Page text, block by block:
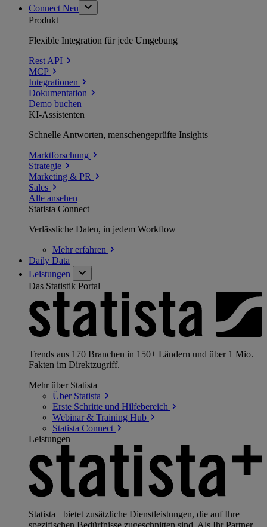
Connect Neu
Produkt
Flexible Integration für jede Umgebung
Rest API
MCP
Integrationen
Dokumentation
Demo buchen
KI-Assistenten
Schnelle Antworten, menschengeprüfte Insights
Marktforschung
Strategie
Marketing & PR
Sales
Alle ansehen
Statista Connect
Verlässliche Daten, in jedem Workflow
Mehrerfahren
Daily Data
Leistungen
Das Statistik Portal
Trends aus 170 Branchen in 150+ Ländern und über 1 Mio.
Fakten im Direktzugriff.
Mehr über Statista
Über Statista
Erste Schritte und Hilfebereich
Webinar & Training Hub
Statista Connect
Leistungen
Statista+ bietet zusätzliche Dienstleistungen, die auf Ihre
spezifischen Bedürfnisse zugeschnitten sind. Als Ihr Partner